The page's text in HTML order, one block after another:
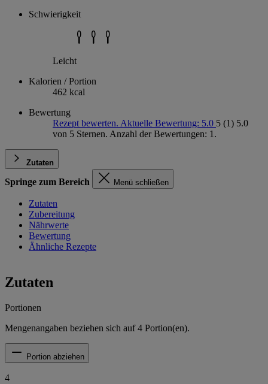
Schwierigkeit
Leicht
Kalorien / Portion
462 kcal
Bewertung
Rezept bewerten. Aktuelle Bewertung: 5.0 5 (1) 5.0
von 5 Sternen. Anzahl der Bewertungen: 1.
Zutaten
Springe zum Bereich Menü schließen
Zutaten
Zubereitung
Nährwerte
Bewertung
Ähnliche Rezepte
Zutaten
Portionen
Mengenangaben beziehen sich auf4 Portion(en).
Portion abziehen
4